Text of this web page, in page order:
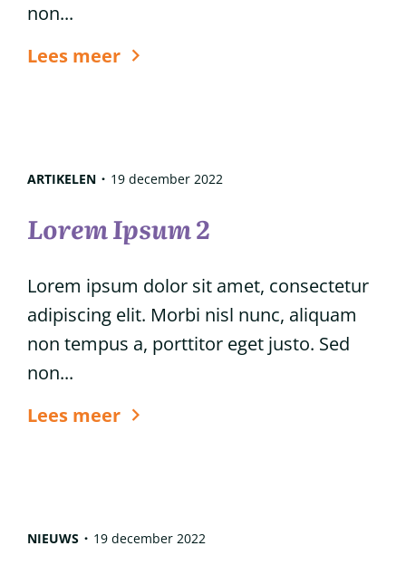
non...
Lees meer 6
haar
ARTIKELEN 19 december 2022
Lorem Ipsum 2
Lorem ipsum dolor sit amet, consectetur
adipiscing elit. Morbi nisl nunc, aliquam
non tempus a, porttitor eget justo. Sed
non...
Lees meer 6
haar
NIEUWS 19 december 2022